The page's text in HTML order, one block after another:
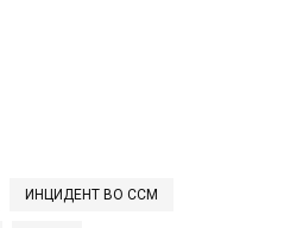
ИНЦИДЕНТ ВО ССМ